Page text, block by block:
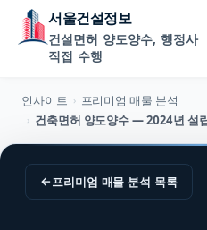
서울건설정보
건설면허 양도양수, 행정사
직접 수행
인사이트 › 프리미엄 매물 분석
›
←프리미엄 매물 분석 목록